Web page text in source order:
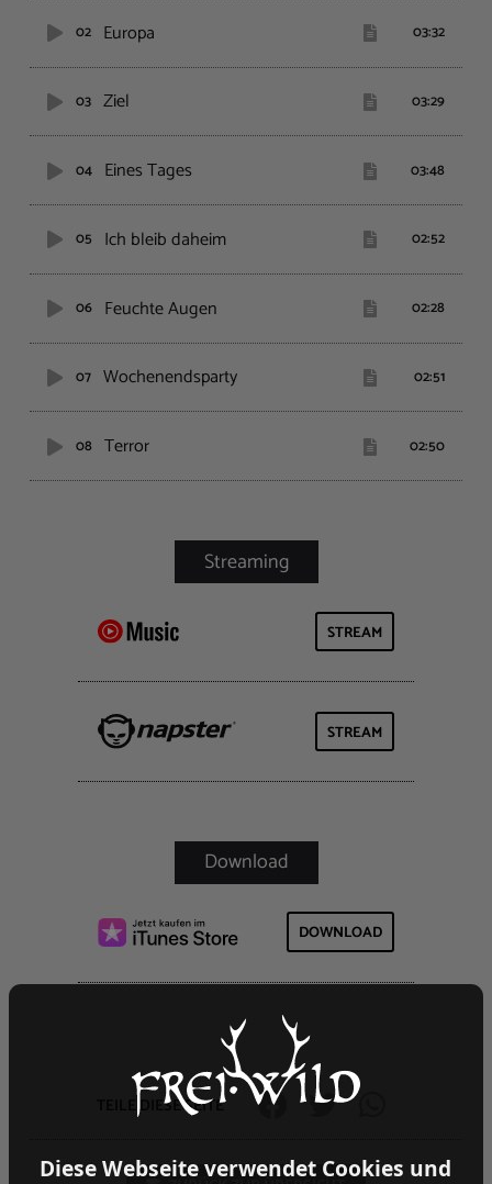
02 Europa 03:32
03 Ziel 03:29
04 Eines Tages 03:48
05 Ich bleib daheim 02:52
06 Feuchte Augen 02:28
07 Wochenendsparty 02:51
08 Terror 02:50
STREAM
STREAM
DOWNLOAD
TEILE DIESE SEITE
Diese Webseite verwendet Cookies und